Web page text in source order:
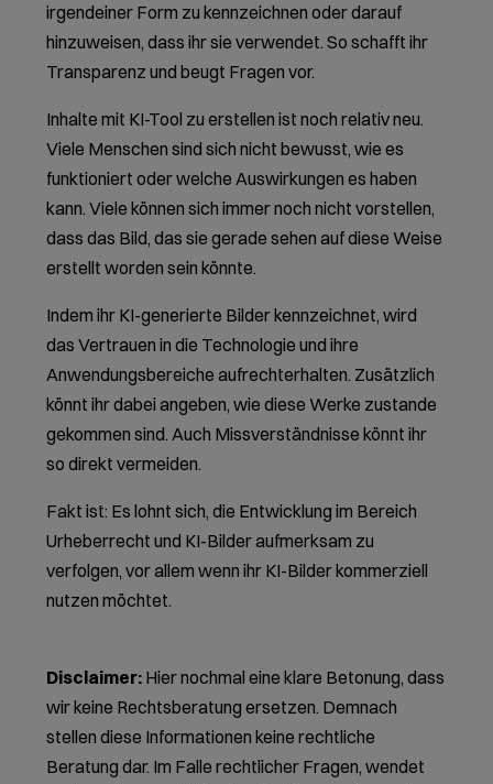
irgendeiner Form zu kennzeichnen oder darauf
hinzuweisen, dass ihr sie verwendet. So schafft ihr
Transparenz und beugt Fragen vor.
Inhalte mit KI-Tool zu erstellen ist noch relativ neu.
Viele Menschen sind sich nicht bewusst, wie es
funktioniert oder welche Auswirkungen es haben
kann. Viele können sich immer noch nicht vorstellen,
dass das Bild, das sie gerade sehen auf diese Weise
erstellt worden sein könnte.
Indem ihr KI-generierte Bilder kennzeichnet, wird
das Vertrauen in die Technologie und ihre
Anwendungsbereiche aufrechterhalten. Zusätzlich
könnt ihr dabei angeben, wie diese Werke zustande
gekommen sind. Auch Missverständnisse könnt ihr
so direkt vermeiden.
Fakt ist: Es lohnt sich, die Entwicklung im Bereich
Urheberrecht und KI-Bilder aufmerksam zu
verfolgen, vor allem wenn ihr KI-Bilder kommerziell
nutzen möchtet.
Disclaimer: Hier nochmal eine klare Betonung, dass
wir keine Rechtsberatung ersetzen. Demnach
stellen diese Informationen keine rechtliche
Beratung dar. Im Falle rechtlicher Fragen, wendet